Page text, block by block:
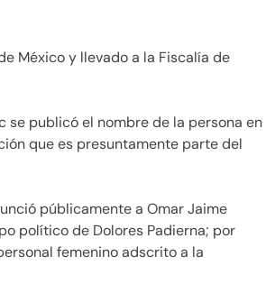
México y llevado a la Fiscalía de
se publicó el nombre de la persona en
que es presuntamente parte del
públicamente a Omar Jaime
político de Dolores Padierna; por
femenino adscrito a la